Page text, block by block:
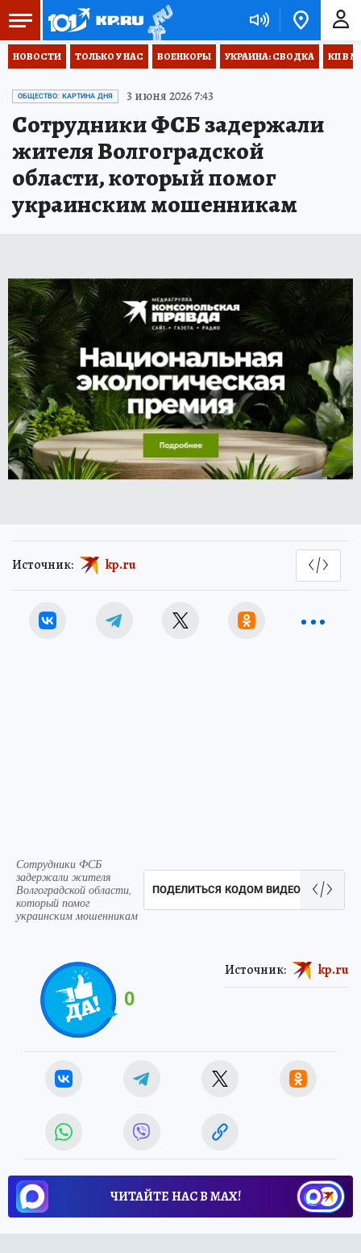
НОВОСТИ ТОЛЬКО У НАС ВОЕНКОРЫ УКРАИНА: СВОДКА КП В
ОБЩЕСТВО: КАРТИНА ДНЯ 3 июня 2026 7:43
Сотрудники ФСБ задержали
жителя Волгоградской
области, который помог
украинским мошенникам
Источник: kp.ru
Сотрудники ФСБ
задержали жителя
Волгоградской области,
который помог
украинским мошенникам
ПОДЕЛИТЬСЯ КОДОМ ВИДЕО
0
Источник: kp.ru
ЧИТАЙТЕ НАС В МАХ!